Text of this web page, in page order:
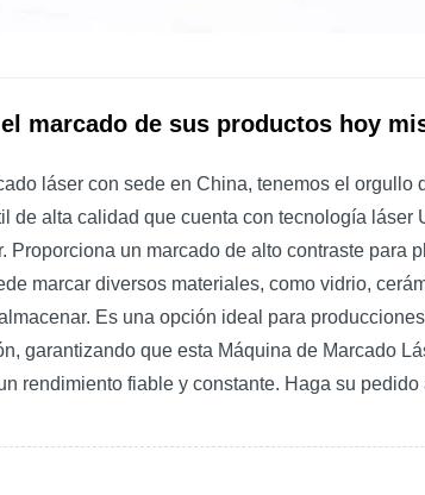
marcado de sus productos hoy
láser con sede en China, tenemos el
de alta calidad que cuenta con tecnología
un marcado de alto contraste para
marcar diversos materiales, como vidrio,
Es una opción ideal para
garantizando que esta Máquina de Marcado
rendimiento fiable y constante. Haga su